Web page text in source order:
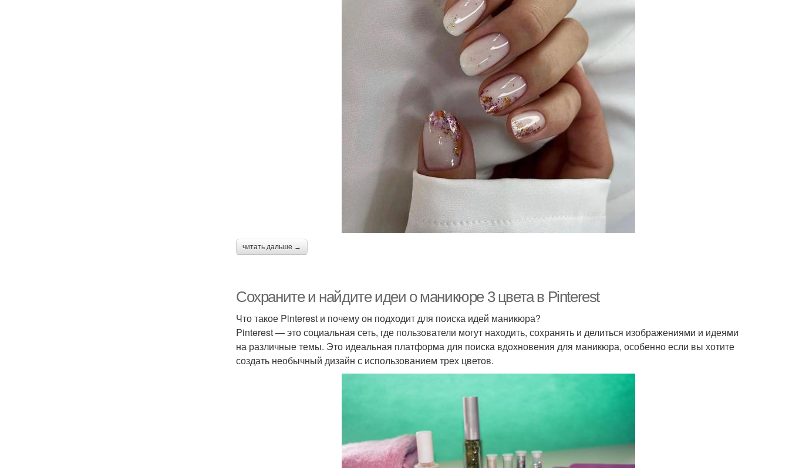
читать дальше →
Сохраните и найдите идеи о маникюре 3 цвета в Pinterest
Что такое Pinterest и почему он подходит для поиска идей маникюра?
Pinterest — это социальная сеть, где пользователи могут находить, сохранять и делиться изображениями и идеями
на различные темы. Это идеальная платформа для поиска вдохновения для маникюра, особенно если вы хотите
создать необычный дизайн с использованием трех цветов.